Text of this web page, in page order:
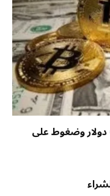
سعر بيتكوين يهبط 1% إلى 62,829.4 دولار وضغوط على